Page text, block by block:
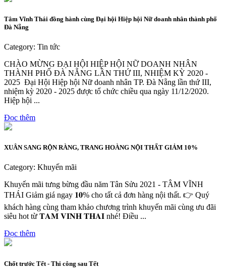
Tâm Vĩnh Thái đồng hành cùng Đại hội Hiệp hội Nữ doanh nhân thành phố
Đà Nẵng
Category: Tin tức
CHÀO MỪNG ĐẠI HỘI HIỆP HỘI NỮ DOANH NHÂN
THÀNH PHỐ ĐÀ NẴNG LẦN THỨ III, NHIỆM KỲ 2020 -
2025 Đại Hội Hiệp hội Nữ doanh nhân TP. Đà Nẵng lần thứ III,
nhiệm kỳ 2020 - 2025 được tổ chức chiều qua ngày 11/12/2020.
Hiệp hội ...
Đọc thêm
XUÂN SANG RỘN RÀNG, TRANG HOÀNG NỘI THẤT GIẢM 10%
Category: Khuyến mãi
Khuyến mãi tưng bừng đầu năm Tân Sửu 2021 - TÂM VĨNH
THÁI Giảm giá ngay 𝟏𝟎% cho tất cả đơn hàng nội thất. 👉 Quý
khách hàng cùng tham khảo chương trình khuyến mãi cùng ưu đãi
siêu hot từ 𝐓𝐀𝐌 𝐕𝐈𝐍𝐇 𝐓𝐇𝐀𝐈 nhé! Điều ...
Đọc thêm
Chốt trước Tết - Thi công sau Tết